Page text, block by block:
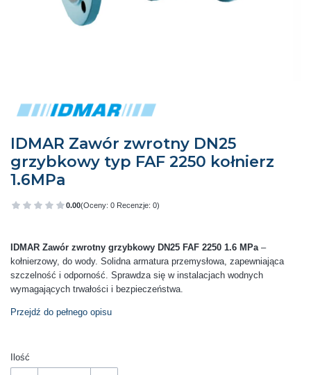
IDMAR Zawór zwrotny DN25
grzybkowy typ FAF 2250 kołnierz
1.6MPa
0.00(Oceny: 0 Recenzje: 0)
Przejdź do sekcji Opinie
IDMAR Zawór zwrotny grzybkowy DN25 FAF 2250 1.6 MPa–
kołnierzowy, do wody. Solidna armatura przemysłowa, zapewniająca
szczelność i odporność. Sprawdza się w instalacjach wodnych
wymagających trwałości i bezpieczeństwa.
Przejdź do pełnego opisu
Ilość